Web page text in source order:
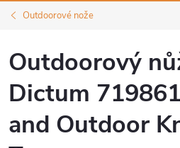
Outdoorové nože
Outdoorový
Dictum
and Outdoor